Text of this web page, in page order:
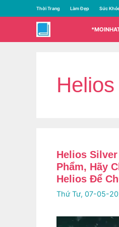
đến
dung
Thời Trang Làm Đẹp Sức
Helios
Phẩm, Hãy
Helios Để
Thứ Tư, 07-05-